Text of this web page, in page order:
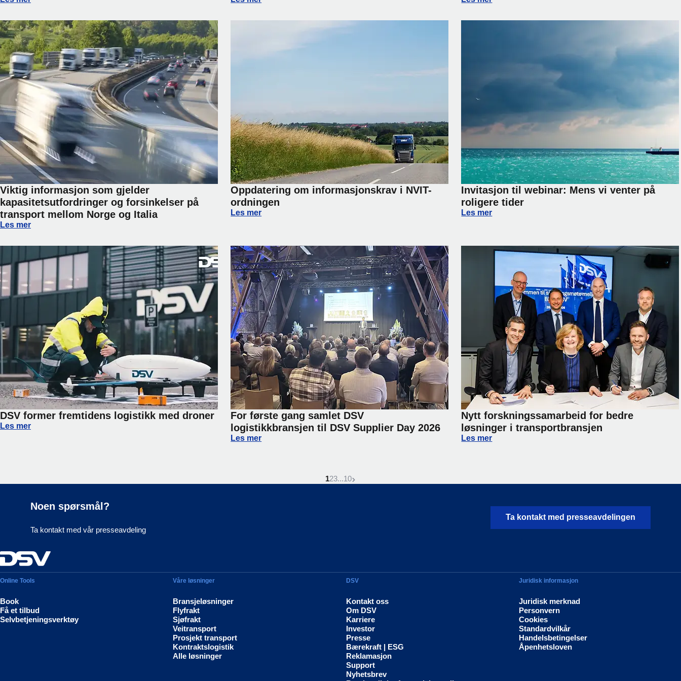
Viktig informasjon som gjelder
kapasitetsutfordringer og forsinkelser på
transport mellom Norge og Italia
Viktig informasjon som gjelder kapasitetsutfordringer og forsinkelser på transport mellom Norge og Italia
Les mer
Oppdatering om informasjonskrav i NVIT-
ordningen
Oppdatering om informasjonskrav i NVIT-ordningen
Les mer
Invitasjon til webinar: Mens vi venter på
roligere tider
Invitasjon til webinar: Mens vi venter på roligere tider
Les mer
DSV former fremtidens logistikk med droner
DSV former fremtidens logistikk med droner
Les mer
For første gang samlet DSV
logistikkbransjen til DSV Supplier Day 2026
For første gang samlet DSV logistikkbransjen til DSV Supplier Day 2026
Les mer
Nytt forskningssamarbeid for bedre
løsninger i transportbransjen
Nytt forskningssamarbeid for bedre løsninger i
Les mer
Denne side er
1Gå til siden
2Gå til siden
3...Gå til siden
10Neste side
Noen spørsmål?
Ta kontakt med vår presseavdeling
Ta kontakt med presseavdelingen
Online Tools
Book
Få et tilbud
Selvbetjeningsverktøy
Våre løsninger
Bransjeløsninger
Flyfrakt
Sjøfrakt
Veitransport
Prosjekt transport
Kontraktslogistik
Alle løsninger
DSV
Kontakt oss
Om DSV
Karriere
Investor
Presse
Bærekraft | ESG
Reklamasjon
Support
Nyhetsbrev
Juridisk informasjon
Juridisk merknad
Personvern
Cookies
Standardvilkår
Handelsbetingelser
Åpenhetsloven